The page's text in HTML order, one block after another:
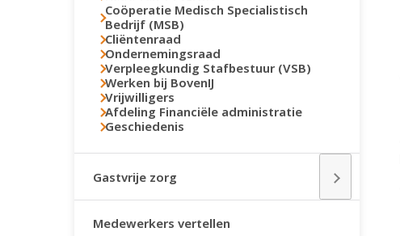
Coöperatie Medisch Specialistisch
Bedrijf (MSB)
Cliëntenraad
Ondernemingsraad
Verpleegkundig Stafbestuur (VSB)
Werken bij BovenIJ
Vrijwilligers
Afdeling Financiële administratie
Geschiedenis
Gastvrije zorg
Medewerkers vertellen